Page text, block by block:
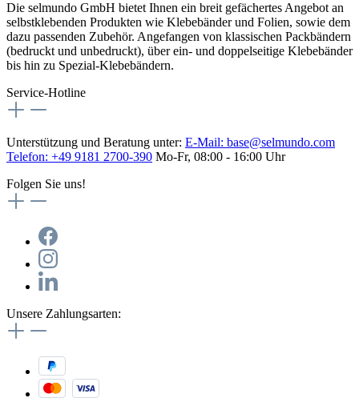
Die selmundo GmbH bietet Ihnen ein breit gefächertes Angebot an
selbstklebenden Produkten wie Klebebänder und Folien, sowie dem
dazu passenden Zubehör. Angefangen von klassischen Packbändern
(bedruckt und unbedruckt), über ein- und doppelseitige Klebebänder
bis hin zu Spezial-Klebebändern.
Service-Hotline
Unterstützung und Beratung unter: E-Mail: base@selmundo.com
Telefon: +49 9181 2700-390 Mo-Fr, 08:00 - 16:00 Uhr
Folgen Sie uns!
Unsere Zahlungsarten: